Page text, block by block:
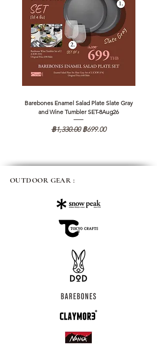
Barebones Enamel Salad Plate Slate Gray
and Wine Tumbler SET-8Aug26
ราคาปกติ
฿1,330.00 ราคาขายลด
฿699.00
OUTDOOR GEAR :